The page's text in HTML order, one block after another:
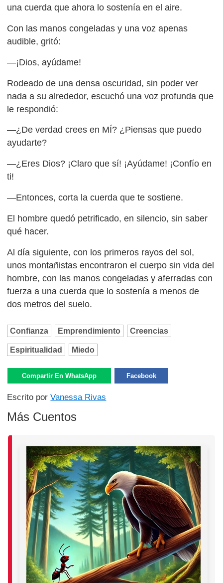
una cuerda que ahora lo sostenía en el aire.
Con las manos congeladas y una voz apenas
audible, gritó:
—¡Dios, ayúdame!
Rodeado de una densa oscuridad, sin poder ver
nada a su alrededor, escuchó una voz profunda que
le respondió:
—¿De verdad crees en MÍ? ¿Piensas que puedo
ayudarte?
—¿Eres Dios? ¡Claro que sí! ¡Ayúdame! ¡Confío en
ti!
—Entonces, corta la cuerda que te sostiene.
El hombre quedó petrificado, en silencio, sin saber
qué hacer.
Al día siguiente, con los primeros rayos del sol,
unos montañistas encontraron el cuerpo sin vida del
hombre, con las manos congeladas y aferradas con
fuerza a una cuerda que lo sostenía a menos de
dos metros del suelo.
Confianza Emprendimiento Creencias
Espiritualidad Miedo
Compartir En WhatsApp Facebook
Escrito porVanessa Rivas
Más Cuentos